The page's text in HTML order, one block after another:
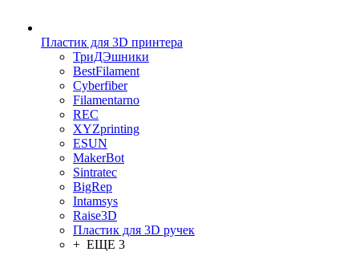
Пластик для 3D принтера
ТриДЭшники
BestFilament
Cyberfiber
Filamentarno
REC
XYZprinting
ESUN
MakerBot
Sintratec
BigRep
Intamsys
Raise3D
Пластик для 3D ручек
+ ЕЩЕ 3